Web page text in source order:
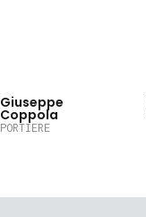
Giuseppe
Coppola
PORTIERE